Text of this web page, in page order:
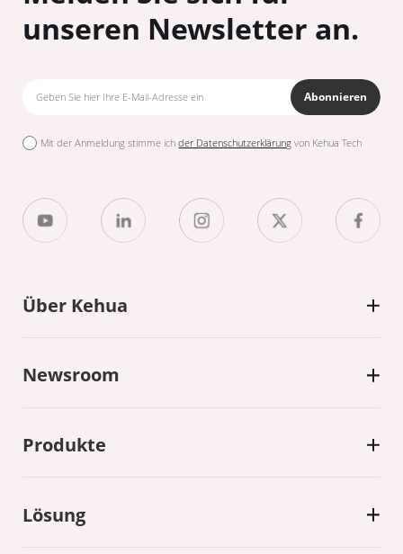
unseren Newsletter an.
Abonnieren
Mit der Anmeldung stimme ichder Datenschutzerklärung von Kehua Tech
Über Kehua
Newsroom
Produkte
Lösung